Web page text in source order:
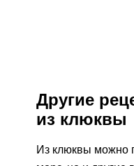
Другие
из клюквы
Из клюквы можно